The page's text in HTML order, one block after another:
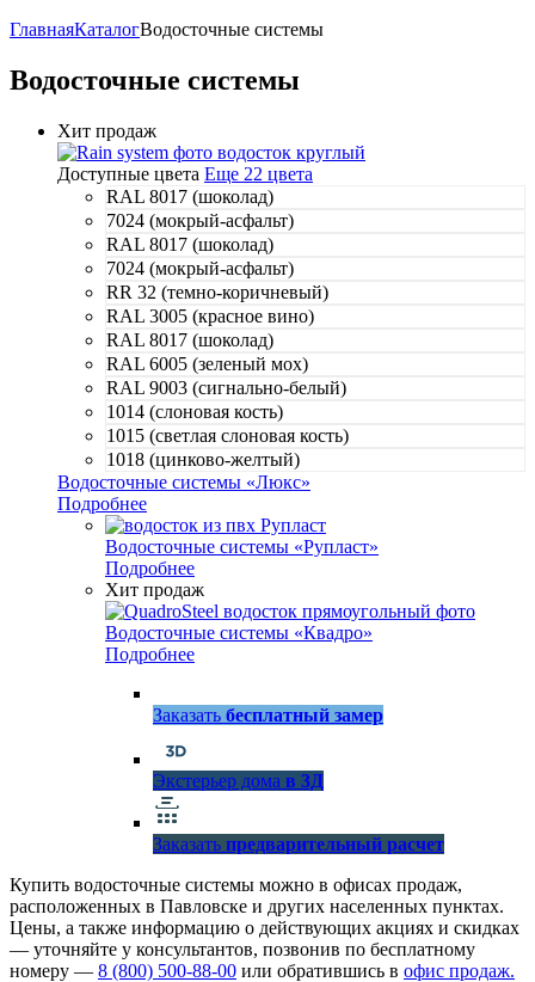
ГлавнаяКаталогВодосточные системы
Водосточные системы
Хит продаж
Доступные цвета Еще 22 цвета
RAL 8017 (шоколад)
7024 (мокрый-асфальт)
RAL 8017 (шоколад)
7024 (мокрый-асфальт)
RR 32 (темно-коричневый)
RAL 3005 (красное вино)
RAL 8017 (шоколад)
RAL 6005 (зеленый мох)
RAL 9003 (сигнально-белый)
1014 (слоновая кость)
1015 (светлая слоновая кость)
1018 (цинково-желтый)
Водосточные системы «Люкс»
Подробнее
Водосточные системы «Рупласт»
Подробнее
Хит продаж
Водосточные системы «Квадро»
Подробнее
Заказать бесплатный замер
Экстерьер дома в 3Д
Заказать предварительный расчет
Купить водосточные системы можно в офисах продаж,
расположенных в Павловске и других населенных пунктах.
Цены, а также информацию о действующих акциях и скидках
— уточняйте у консультантов, позвонив по бесплатному
номеру — 8 (800) 500-88-00 или обратившись в офис продаж.